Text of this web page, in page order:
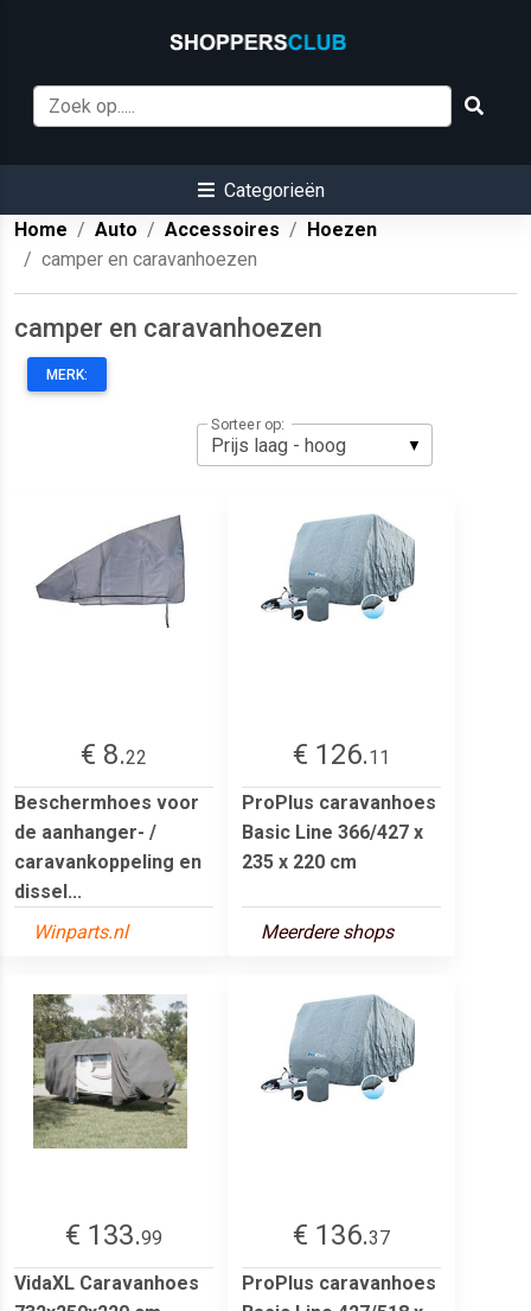
Categorieën
Home
Auto Accessoires
Hoezen
camper en caravanhoezen
camper en caravanhoezen
MERK:
Sorteer op:
€ 8.22
Beschermhoes voor
de aanhanger- /
caravankoppeling en
dissel...
Winparts.nl
€ 126.11
ProPlus caravanhoes
Basic Line 366/427 x
235 x 220 cm
Meerdere shops
€ 133.99
VidaXL Caravanhoes
€ 136.37
ProPlus caravanhoes